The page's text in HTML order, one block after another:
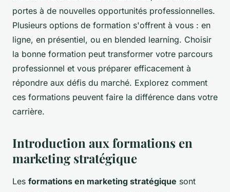
portes à de nouvelles opportunités professionnelles.
Plusieurs options de formation s'offrent à vous : en
ligne, en présentiel, ou en blended learning. Choisir
la bonne formation peut transformer votre parcours
professionnel et vous préparer efficacement à
répondre aux défis du marché. Explorez comment
ces formations peuvent faire la différence dans votre
carrière.
Introduction aux formations en
marketing stratégique
Les formations en marketing stratégique sont